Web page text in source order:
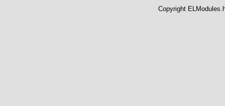
Copyright